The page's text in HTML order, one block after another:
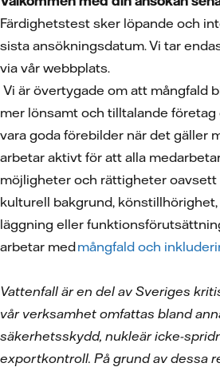
Färdighetstest sker löpande och
sista ansökningsdatum. Vi tar
via vår webbplats.
Vi är övertygade om att mångfald
mer lönsamt och tilltalande
vara goda förebilder när det gäller
arbetar aktivt för att alla
möjligheter och rättigheter oavsett
kulturell bakgrund,
läggning eller
arbetar medmångfald och
Vattenfall är en del av Sveriges
vår verksamhet omfattas bland
säkerhetsskydd, nukleär icke-
exportkontroll. På grund av dessa